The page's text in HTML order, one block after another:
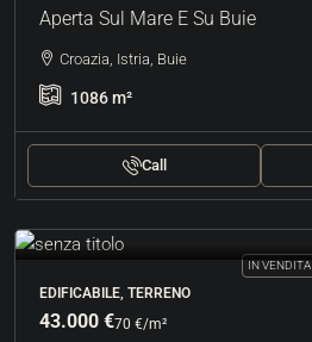
Aperta Sul Mare E Su Buie
Croazia, Istria, Buie
1086m²
Call
IN VENDITA
EDIFICABILE, TERRENO
43.000 €70 €/m²